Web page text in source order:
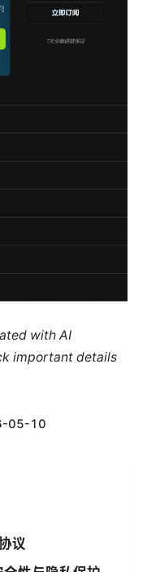
with AI
important details
05-10
议